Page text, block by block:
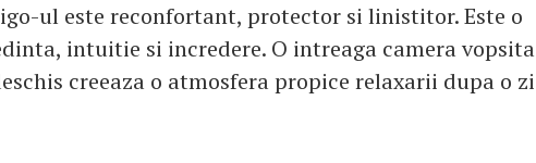
ul este reconfortant, protector si linistitor. Este o
intuitie si incredere. O intreaga camera vopsita
creeaza o atmosfera propice relaxarii dupa o zi